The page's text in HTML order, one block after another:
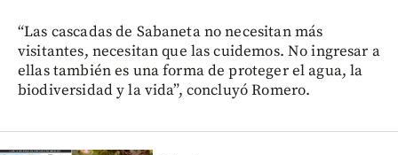
“Las cascadas de Sabaneta no necesitan más
visitantes, necesitan que las cuidemos. No ingresar a
ellas también es una forma de proteger el agua, la
biodiversidad y la vida”, concluyó Romero.